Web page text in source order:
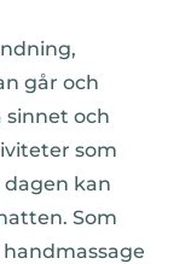
går och
sinnet och
som
kan
Som